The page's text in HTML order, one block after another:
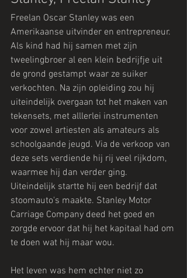
Freelan Oscar Stanley was een
Amerikaanse uitvinder en entrepreneur.
Als kind had hij samen met zijn
tweelingbroer al een klein bedrijfje uit
de grond gestampt waar ze suiker
verkochten. Na zijn opleiding zou hij
uiteindelijk overgaan tot het maken van
tekensets, met alllerlei instrumenten
voor zowel artiesten als amateurs als
schoolgaande jeugd. Via de verkoop van
deze sets verdiende hij rij veel rijkdom,
waarmee hij dan verder ging.
Uiteindelijk startte hij een bedrijf dat
stoomauto's maakte. Stanley Motor
Carriage Company deed het goed en
zorgde ervoor dat hij het kapitaal had om
te doen wat hij maar wou.
Het leven was hem echter niet zo